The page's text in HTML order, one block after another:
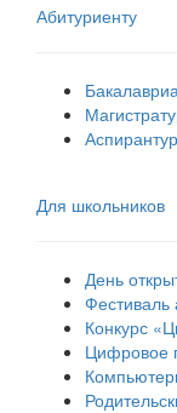
Абитуриенту
Для школьников
День
Фестиваль
Конкурс
Цифровое